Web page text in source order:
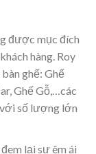
được mục đích
hàng. Roy
ghế: Ghế
Ghế Gỗ,…các
số lượng lớn
lại sự êm ái